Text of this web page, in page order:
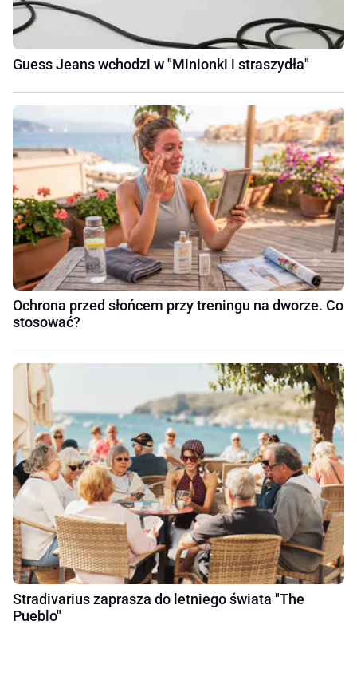
Guess Jeans wchodzi w "Minionki i straszydła"
Ochrona przed słońcem przy treningu na dworze. Co
stosować?
Stradivarius zaprasza do letniego świata "The
Pueblo"